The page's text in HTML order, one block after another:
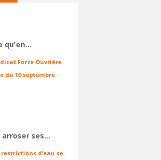
qu'en…
Force Ouvrière
du 10 septembre ·
arroser ses…
d’eau se